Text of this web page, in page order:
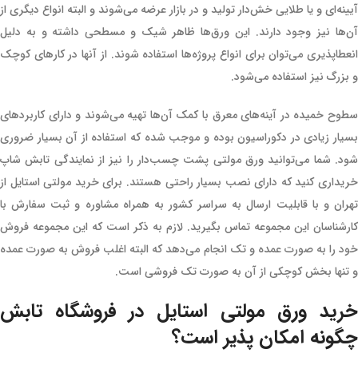
آیینه‌ای و یا طلایی خش‌دار تولید و در بازار عرضه می‌شوند و البته انواع دیگری از
آن‌ها نیز وجود دارند. این ورق‌ها ظاهر شیک و مسطحی داشته و به دلیل
انعطا‌پذیری می‌توان برای انواع پروژه‌ها استفاده شوند. از آن‎ها در کارهای کوچک
و بزرگ نیز استفاده می‌شود.
سطوح خمیده در آینه‌های معرق با کمک آن‌ها تهیه می‌شوند و دارای کاربردهای
بسیار زیادی در دکوراسیون بوده و موجب شده که استفاده از آن بسیار ضروری
شود. شما می‌توانید ورق مولتی پشت چسب‌دار را نیز از نمایندگی تابش شاپ
خریداری کنید که دارای نصب بسیار راحتی هستند. برای خرید مولتی استایل از
تهران و با قابلیت ارسال به سراسر کشور به همراه مشاوره و ثبت سفارش با
کارشناسان این مجموعه تماس بگیرید. لازم به ذکر است که این مجموعه فروش
خود را به صورت عمده و تک انجام می‌دهد که البته اغلب فروش به صورت عمده
و تنها بخش کوچکی از آن به صورت تک فروشی است.
خرید ورق مولتی استایل در فروشگاه تابش
چگونه امکان پذیر است؟